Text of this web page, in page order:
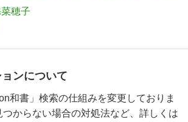
投資入門!
穂子
ンについて
和書」検索の仕組みを変更しておりま
からない場合の対処法など、詳しくは